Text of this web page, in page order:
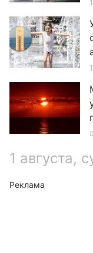
1 августа,
Реклама